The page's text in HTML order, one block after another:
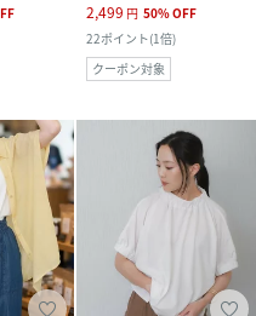
2,499 円 50%OFF
22ポイント(1倍)
クーポン対象